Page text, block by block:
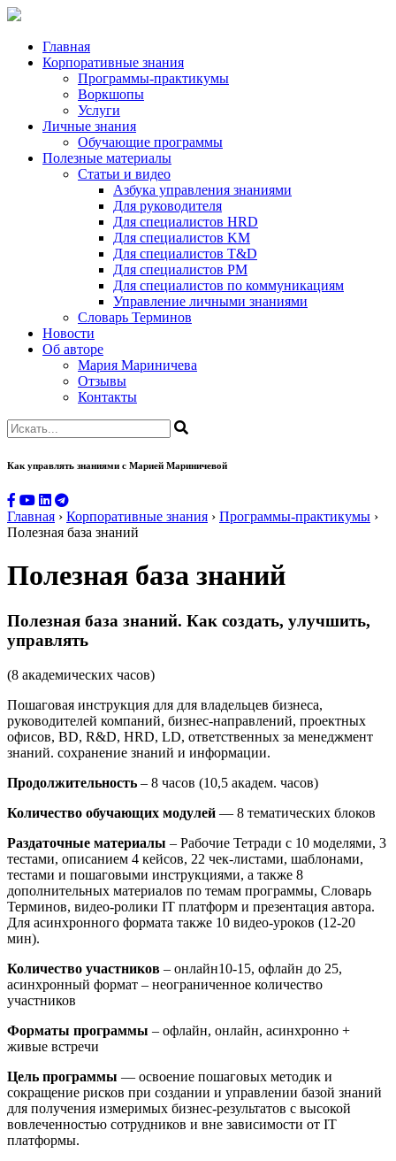
Главная
Корпоративные знания
Программы-практикумы
Воркшопы
Услуги
Личные знания
Обучающие программы
Полезные материалы
Статьи и видео
Азбука управления знаниями
Для руководителя
Для специалистов HRD
Для специалистов KM
Для специалистов T&D
Для специалистов PM
Для специалистов по коммуникациям
Управление личными знаниями
Словарь Терминов
Новости
Об авторе
Мария Мариничева
Отзывы
Контакты
Как управлять знаниями с Марией Мариничевой
Главная › Корпоративные знания › Программы-практикумы ›
Полезная база знаний
Полезная база знаний
Полезная база знаний. Как создать, улучшить,
управлять
(8 академических часов)
Пошаговая инструкция для для владельцев бизнеса,
руководителей компаний, бизнес-направлений, проектных
офисов, BD, R&D, HRD, LD, ответственных за менеджмент
знаний. сохранение знаний и информации.
Продолжительность – 8 часов (10,5 академ. часов)
Количество обучающих модулей — 8 тематических блоков
Раздаточные материалы – Рабочие Тетради с 10 моделями, 3
тестами, описанием 4 кейсов, 22 чек-листами, шаблонами,
тестами и пошаговыми инструкциями, а также 8
дополнительных материалов по темам программы, Словарь
Терминов, видео-ролики IT платформ и презентация автора.
Для асинхронного формата также 10 видео-уроков (12-20
мин).
Количество участников – онлайн10-15, офлайн до 25,
асинхронный формат – неограниченное количество
участников
Форматы программы – офлайн, онлайн, асинхронно +
живые встречи
Цель программы — освоение пошаговых методик и
сокращение рисков при создании и управлении базой знаний
для получения измеримых бизнес-результатов с высокой
вовлеченностью сотрудников и вне зависимости от IT
платформы.